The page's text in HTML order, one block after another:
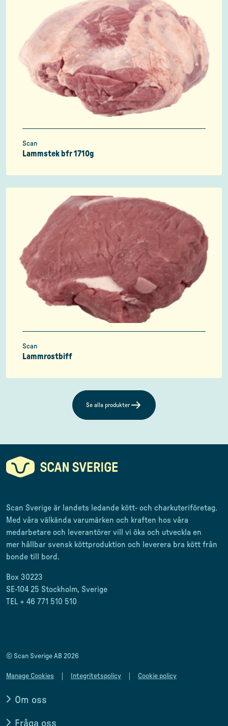
Scan
Lammstek bfr 1710g
Scan
Lammrostbiff
Se alla produkter
Scan Sverige är landets ledande kött- och charkuteriföretag.
Med våra välkända varumärken och kraften hos våra
medarbetare och leverantörer vill vi öka och utveckla en
mer hållbar svensk köttproduktion och leverera bra kött från
bonde till
bord.
Box 30223
SE-104 25 Stockholm, Sverige
TEL + 46 771 510 510
© Scan Sverige AB 2026
Manage Cookies Integritetspolicy Cookie policy
Om oss
Fråga oss